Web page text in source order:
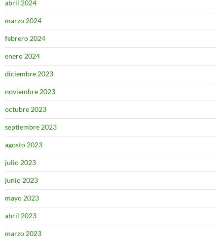
abril 2024
marzo 2024
febrero 2024
enero 2024
diciembre 2023
noviembre 2023
octubre 2023
septiembre 2023
agosto 2023
julio 2023
junio 2023
mayo 2023
abril 2023
marzo 2023